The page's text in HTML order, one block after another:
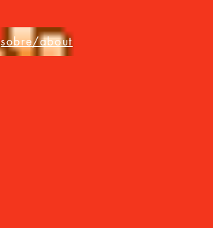
sobre/about